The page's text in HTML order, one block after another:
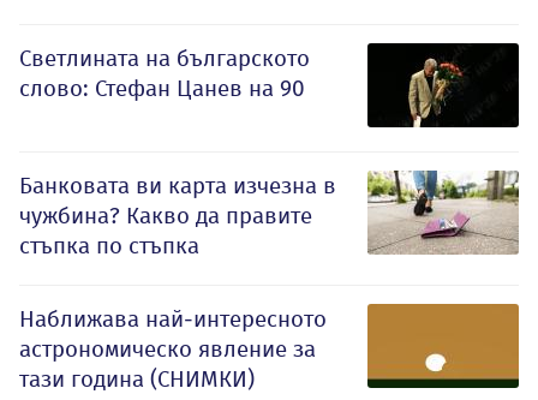
Светлината на българското
слово: Стефан Цанев на 90
Банковата ви карта изчезна в
чужбина? Какво да правите
стъпка по стъпка
Наближава най-интересното
астрономическо явление за
тази година (СНИМКИ)